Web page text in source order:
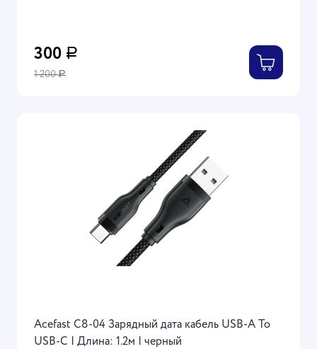
300 Р
1 200Р
Acefast C8-04 Зарядный дата кабель USB-А To
USB-C | Длина: 1.2м | черный